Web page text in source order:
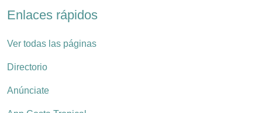
Enlaces rápidos
Ver todas las páginas
Directorio
Anúnciate